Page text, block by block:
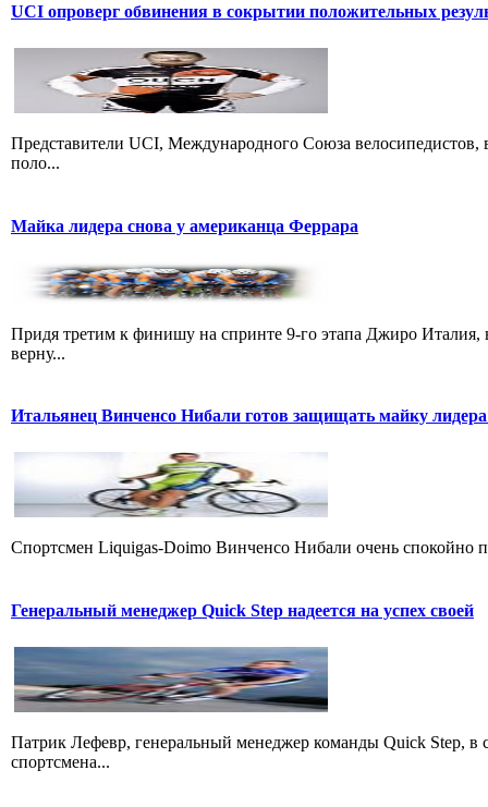
UCI опроверг обвинения в сокрытии положительных
Представители UCI, Международного Союза
поло...
Майка лидера снова у американца Феррара
Придя третим к финишу на спринте 9-го этапа Джиро
верну...
Итальянец Винченсо Нибали готов защищать майку
Cпортсмен Liquigas-Doimo Винченсо Нибали очень спокойно
Генеральный менеджер Quick Step надеется на успех своей
Патрик Лефевр, генеральный менеджер команды Quick Step, в
спортсмена...